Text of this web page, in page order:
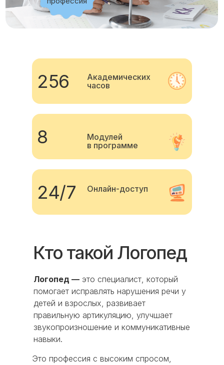
Академических
часов
256
Онлайн-доступ
24/7
Модулей
в программе
8
Кто такой Логопед
Логопед — это специалист, который
помогает исправлять нарушения речи у
детей и взрослых, развивает
правильную артикуляцию, улучшает
звукопроизношение и коммуникативные
навыки.
Это профессия с высоким спросом,